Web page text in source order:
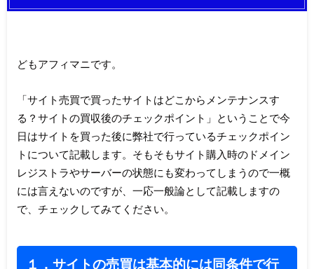
どもアフィマニです。
「サイト売買で買ったサイトはどこからメンテナンスす
る？サイトの買収後のチェックポイント」ということで今
日はサイトを買った後に弊社で行っているチェックポイン
トについて記載します。そもそもサイト購入時のドメイン
レジストラやサーバーの状態にも変わってしまうので一概
には言えないのですが、一応一般論として記載しますの
で、チェックしてみてください。
１．サイトの売買は基本的には同条件で行